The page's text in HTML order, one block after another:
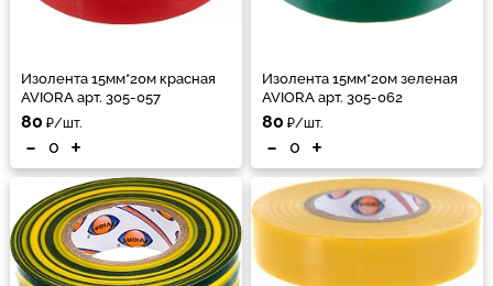
Изолента 15мм*20м красная
AVIORA арт. 305-057
80 ₽/шт.
- +
Изолента 15мм*20м зеленая
AVIORA арт. 305-062
80 ₽/шт.
- +